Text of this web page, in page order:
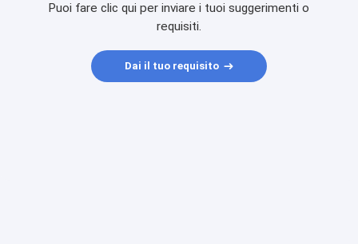
Puoi fare clic qui per inviare i tuoi suggerimenti o
requisiti.
Dai il tuo requisito